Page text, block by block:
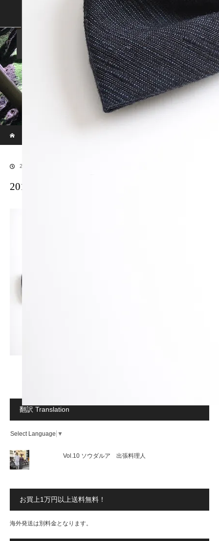
SHOP SHOPPING GUIDE
FAN VOICE ALBUM
SAMURAI-DEN
現代のサムライたちの時空間へ
2019.07.16
20190715_IMG_2298
翻訳 Translation
Select Language ▼
Vol.10 ソウダルア 出張料理人
お買上1万円以上送料無料！
海外発送は別料金となります。